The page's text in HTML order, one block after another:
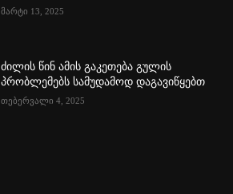
მარტი 13, 2025
ძილის წინ ამის გაკეთება გულის
პრობლემებს სამუდამოდ დაგავიწყებთ
თებერვალი 4, 2025